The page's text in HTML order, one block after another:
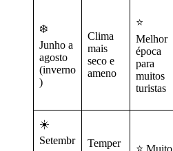
❄️
Junho a
agosto
(inverno
)
Clima
mais
seco e
ameno
⭐
Melhor
época
para
muitos
turistas
☀️
Setembr
Temper